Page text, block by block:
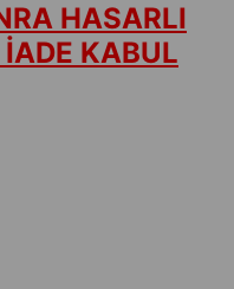
HASARLI
KABUL